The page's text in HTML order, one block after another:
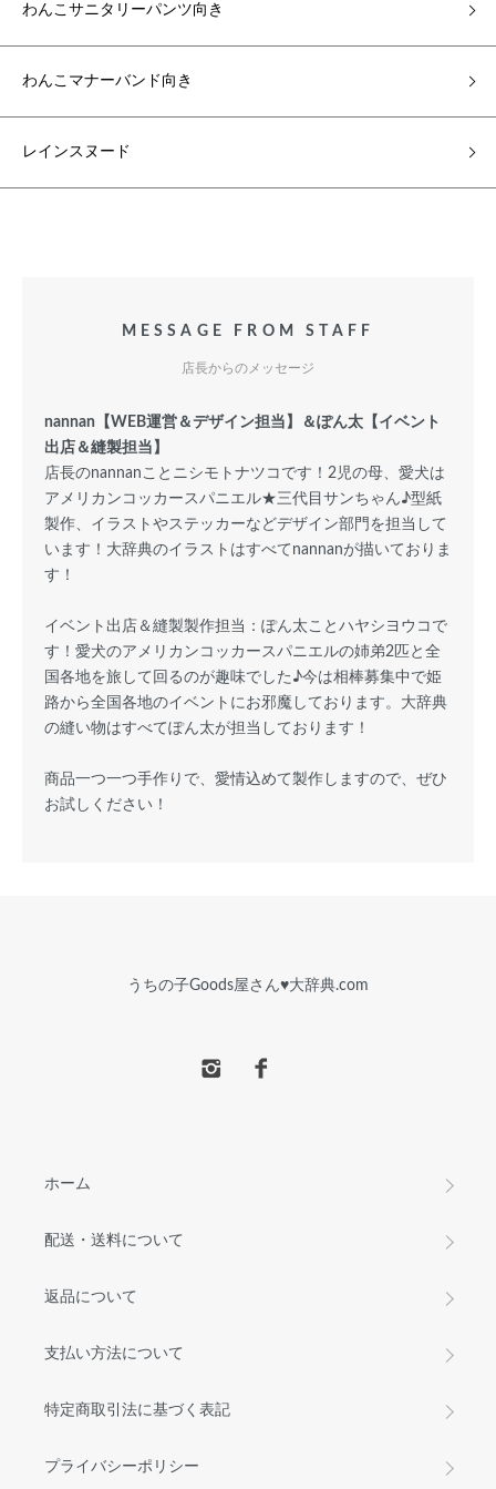
わんこサニタリーパンツ向き
わんこマナーバンド向き
レインスヌード
MESSAGE FROM STAFF
店長からのメッセージ
nannan【WEB運営＆デザイン担当】＆ぽん太【イベント
出店＆縫製担当】
店長のnannanことニシモトナツコです！2児の母、愛犬は
アメリカンコッカースパニエル★三代目サンちゃん♪型紙
製作、イラストやステッカーなどデザイン部門を担当して
います！大辞典のイラストはすべてnannanが描いておりま
す！
イベント出店＆縫製製作担当：ぽん太ことハヤシヨウコで
す！愛犬のアメリカンコッカースパニエルの姉弟2匹と全
国各地を旅して回るのが趣味でした♪今は相棒募集中で姫
路から全国各地のイベントにお邪魔しております。大辞典
の縫い物はすべてぽん太が担当しております！
商品一つ一つ手作りで、愛情込めて製作しますので、ぜひ
お試しください！
うちの子Goods屋さん♥︎大辞典.com
ホーム
配送・送料について
返品について
支払い方法について
特定商取引法に基づく表記
プライバシーポリシー